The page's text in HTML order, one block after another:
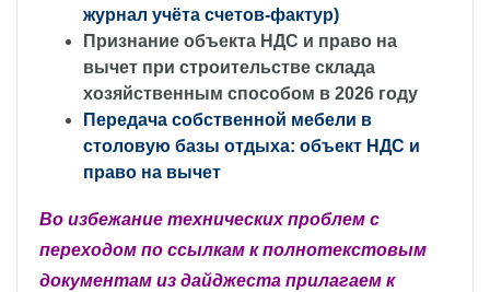
журнал учёта счетов-фактур)
Признание объекта НДС и право на
вычет при строительстве склада
хозяйственным способом в 2026 году
Передача собственной мебели в
столовую базы отдыха: объект НДС и
право на вычет
Во избежание технических проблем с
переходом по ссылкам к полнотекстовым
документам из дайджеста прилагаем к